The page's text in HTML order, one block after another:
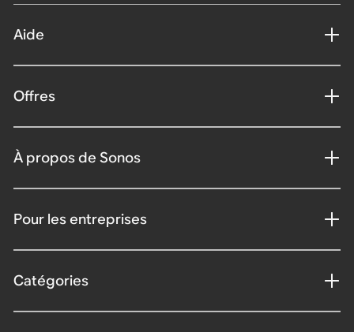
Aide
Offres
À propos de Sonos
Pour les entreprises
Catégories